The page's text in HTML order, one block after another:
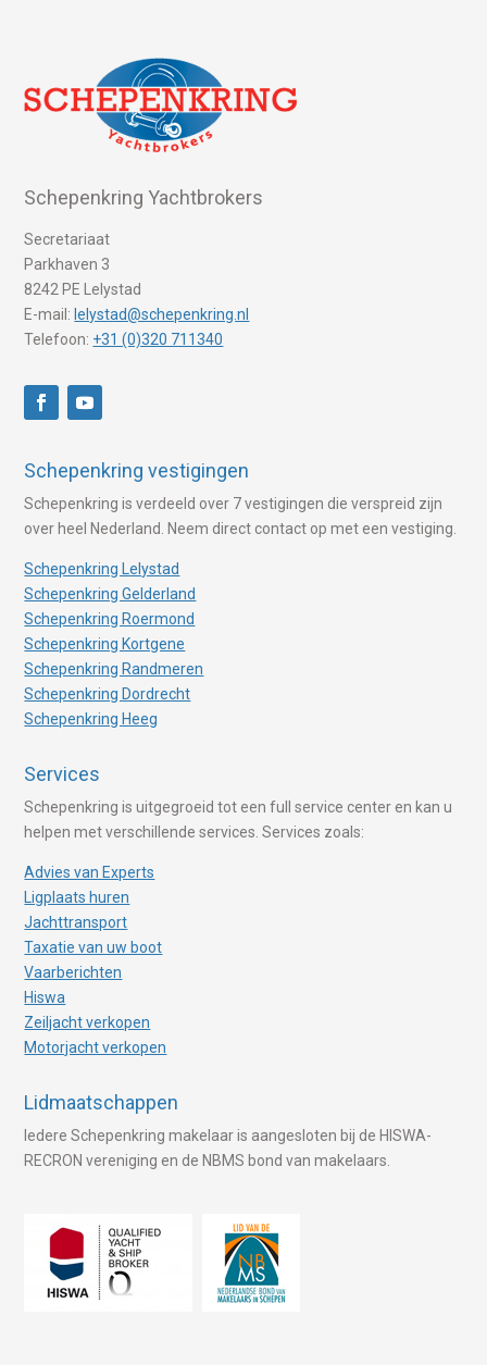
Schepenkring Yachtbrokers
Secretariaat
Parkhaven 3
8242 PE Lelystad
E-mail: lelystad@schepenkring.nl
Telefoon: +31 (0)320 711340
Schepenkring vestigingen
Schepenkring is verdeeld over 7 vestigingen die verspreid zijn
over heel Nederland. Neem direct contact op met een vestiging.
Schepenkring Lelystad
Schepenkring Gelderland
Schepenkring Roermond
Schepenkring Kortgene
Schepenkring Randmeren
Schepenkring Dordrecht
Schepenkring Heeg
Services
Schepenkring is uitgegroeid tot een full service center en kan u
helpen met verschillende services. Services zoals:
Advies van Experts
Ligplaats huren
Jachttransport
Taxatie van uw boot
Vaarberichten
Hiswa
Zeiljacht verkopen
Motorjacht verkopen
Lidmaatschappen
Iedere Schepenkring makelaar is aangesloten bij de HISWA-
RECRON vereniging en de NBMS bond van makelaars.